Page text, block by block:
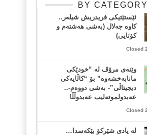
BY CATEGORY
ئێستێتیکی فریدریش شیلەر..
کاوە جەلال (بەشی هەشتەم و
کۆتایی)
وێنەی مرۆڤ لە “خودێکی
مانابەخشەوە” بۆ “کاڵایەکی
دیجیتاڵی”- بەشی دووەم-..
عەبدولموتەلیب عەبدوڵڵا
لە یادی شێرکۆ بێکەسدا…